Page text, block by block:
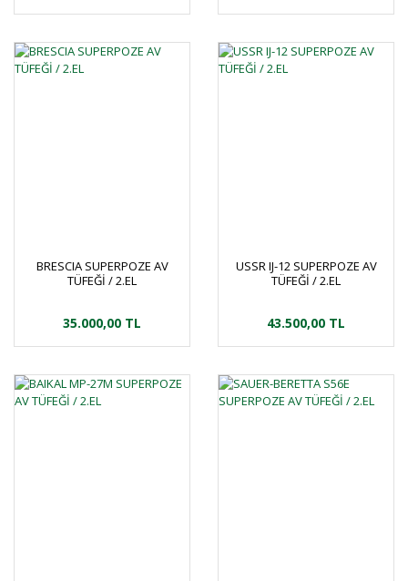
BRESCIA SUPERPOZE AV
TÜFEĞİ / 2.EL
35.000,00 TL
USSR IJ-12 SUPERPOZE AV
TÜFEĞİ / 2.EL
43.500,00 TL